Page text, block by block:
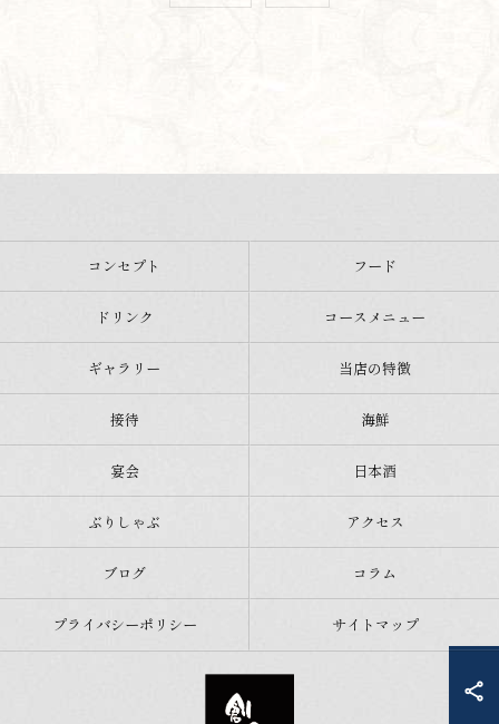
コンセプト フード
ドリンク コースメニュー
ギャラリー 当店の特徴
接待 海鮮
宴会 日本酒
ぶりしゃぶ アクセス
ブログ コラム
プライバシーポリシー サイトマップ